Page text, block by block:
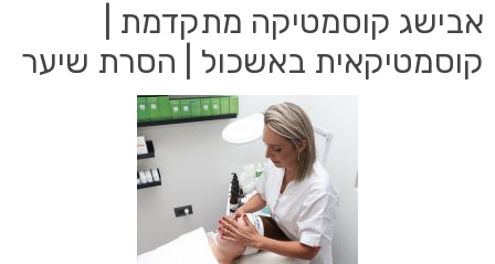
אבישג קוסמטיקה מתקדמת |
קוסמטיקאית באשכול | הסרת שיער